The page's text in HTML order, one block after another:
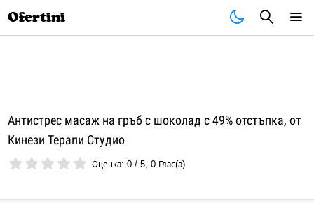
Ofertini
Антистрес масаж на гръб с шоколад с 49% отстъпка, от
Кинези Терапи Студио
Оценка:0 /5,0 Глас(а)